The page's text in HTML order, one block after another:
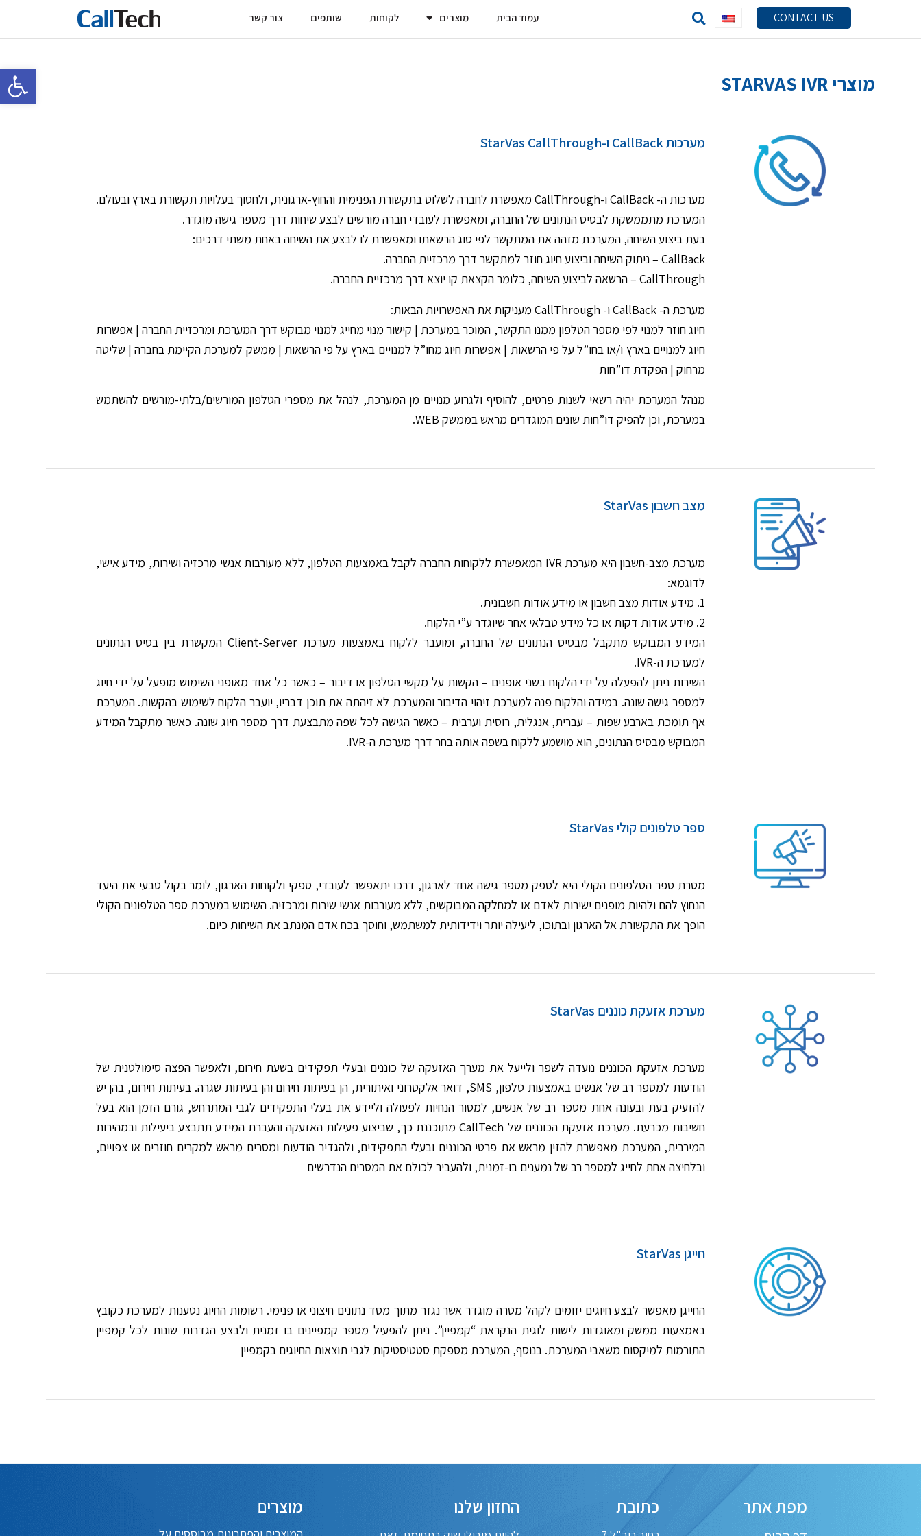
פתח
CONTACT US עמוד הבית מוצרים לקוחות שותפים צור קשר
מוצרי STARVAS IVR
מערכות CallBack ו-StarVas CallThrough
מערכות ה- CallBack ו-CallThrough מאפשרת לחברה לשלוט בתקשורת הפנימית והחוץ-ארגונית, ולחסוך בעלויות תקשורת בארץ ובעולם.
המערכת מתממשקת לבסיס הנתונים של החברה, ומאפשרת לעובדי חברה מורשים לבצע שיחות דרך מספר גישה מוגדר.
בעת ביצוע השיחה, המערכת מזהה את המתקשר לפי סוג הרשאתו ומאפשרת לו לבצע את השיחה באחת משתי דרכים:
CallBack – ניתוק השיחה וביצוע חיוג חוזר למתקשר דרך מרכזיית החברה.
CallThrough – הרשאה לביצוע השיחה, כלומר הקצאת קו יוצא דרך מרכזיית החברה.
מערכת ה- CallBack ו- CallThrough מעניקות את האפשרויות הבאות:
חיוג חוזר למנוי לפי מספר הטלפון ממנו התקשר, המוכר במערכת | קישור מנוי מחייג למנוי מבוקש דרך המערכת ומרכזיית החברה | אפשרות
חיוג למנויים בארץ ו/או בחו”ל על פי הרשאות | אפשרות חיוג מחו”ל למנויים בארץ על פי הרשאות | ממשק למערכת הקיימת בחברה | שליטה
מרחוק | הפקדת דו”חות
מנהל המערכת יהיה רשאי לשנות פרטים, להוסיף ולגרוע מנויים מן המערכת, לנהל את מספרי הטלפון המורשים/בלתי-מורשים להשתמש
במערכת, וכן להפיק דו”חות שונים המוגדרים מראש בממשק WEB.
מצב חשבון StarVas
מערכת מצב-חשבון היא מערכת IVR המאפשרת ללקוחות החברה לקבל באמצעות הטלפון, ללא מעורבות אנשי מרכזיה ושירות, מידע אישי,
לדוגמא:
1. מידע אודות מצב חשבון או מידע אודות חשבונית.
2. מידע אודות דקות או כל מידע טבלאי אחר שיוגדר ע”י הלקוח.
המידע המבוקש מתקבל מבסיס הנתונים של החברה, ומועבר ללקוח באמצעות מערכת Client-Server המקשרת בין בסיס הנתונים
למערכת ה-IVR.
השירות ניתן להפעלה על ידי הלקוח בשני אופנים – הקשות על מקשי הטלפון או דיבור – כאשר כל אחד מאופני השימוש מופעל על ידי חיוג
למספר גישה שונה. במידה והלקוח פנה למערכת זיהוי הדיבור והמערכת לא זיהתה את תוכן דבריו, יועבר הלקוח לשימוש בהקשות. המערכת
אף תומכת בארבע שפות – עברית, אנגלית, רוסית וערבית – כאשר הגישה לכל שפה מתבצעת דרך מספר חיוג שונה. כאשר מתקבל המידע
המבוקש מבסיס הנתונים, הוא מושמע ללקוח בשפה אותה בחר דרך מערכת ה-IVR.
ספר טלפונים קולי StarVas
מטרת ספר הטלפונים הקולי היא לספק מספר גישה אחד לארגון, דרכו יתאפשר לעובדי, ספקי ולקוחות הארגון, לומר בקול טבעי את היעד
הנחוץ להם ולהיות מופנים ישירות לאדם או למחלקה המבוקשים, ללא מעורבות אנשי שירות ומרכזיה. השימוש במערכת ספר הטלפונים הקולי
הופך את התקשורת אל הארגון ובתוכו, ליעילה יותר וידידותית למשתמש, וחוסך בכח אדם המנתב את השיחות כיום.
מערכת אזעקת כוננים StarVas
מערכת אזעקת הכוננים נועדה לשפר ולייעל את מערך האזעקה של כוננים ובעלי תפקידים בשעת חירום, ולאפשר הפצה סימולטנית של
הודעות למספר רב של אנשים באמצעות טלפון, SMS, דואר אלקטרוני ואיתורית, הן בעיתות חירום והן בעיתות שגרה. בעיתות חירום, בהן יש
להזעיק בעת ובעונה אחת מספר רב של אנשים, למסור הנחיות לפעולה וליידע את בעלי התפקידים לגבי המתרחש, גורם הזמן הוא בעל
חשיבות מכרעת. מערכת אזעקת הכוננים של CallTech מתוכננת כך, שביצוע פעילות האזעקה והעברת המידע תתבצע ביעילות ובמהירות
המירבית, המערכת מאפשרת להזין מראש את פרטי הכוננים ובעלי התפקידים, ולהגדיר הודעות ומסרים מראש למקרים חוזרים או צפויים,
ובלחיצה אחת לחייג למספר רב של נמענים בו-זמנית, ולהעביר לכולם את המסרים הנדרשים
חייגן StarVas
החייגן מאפשר לבצע חיוגים יזומים לקהל מטרה מוגדר אשר נגזר מתוך מסד נתונים חיצוני או פנימי. רשומות החיוג נטענות למערכת כקובץ
באמצעות ממשק ומאוגדות לישות לוגית הנקראת “קמפיין”. ניתן להפעיל מספר קמפיינים בו זמנית ולבצע הגדרות שונות לכל קמפיין
התורמות למיקסום משאבי המערכת. בנוסף, המערכת מספקת סטטיסטיקות לגבי תוצאות החיוגים בקמפיין
מפת אתר כתובת החזון שלנו מוצרים